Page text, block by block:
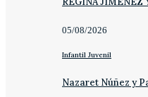
05/08/2026
Infantil Juvenil
Nazaret Núñez y